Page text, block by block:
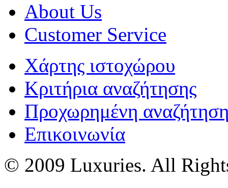
About Us
Customer Service
Χάρτης ιστοχώρου
Κριτήρια αναζήτησης
Προχωρημένη
Επικοινωνία
© 2009 Luxuries. All